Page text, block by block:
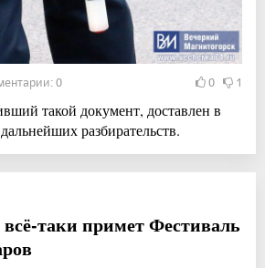
0 0 1
такой документ, доставлен в
разбирательств.
таки примет Фестиваль